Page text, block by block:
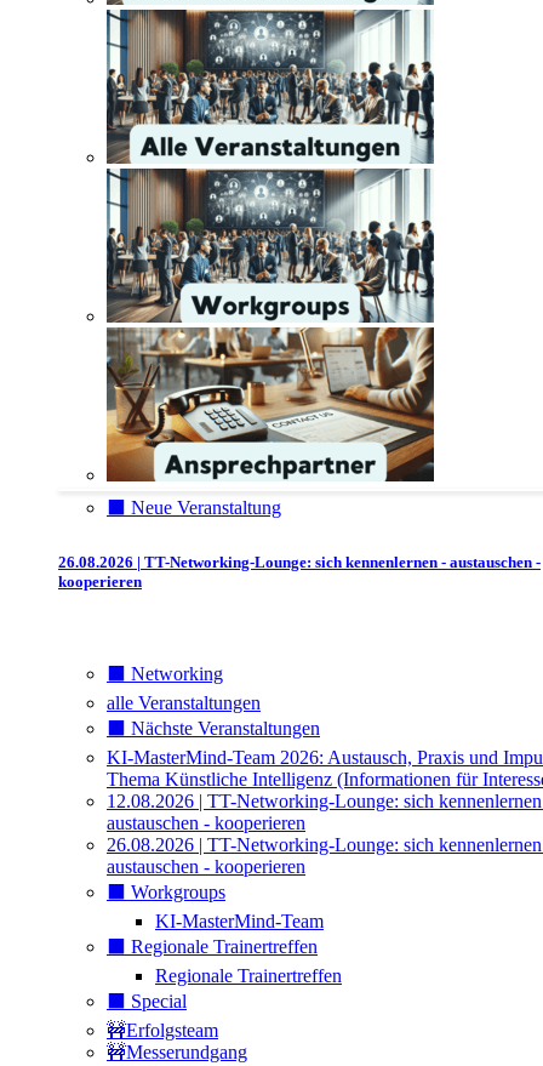
⬛️ Neue Veranstaltung
26.08.2026 | TT-Networking-Lounge: sich kennenlernen - austauschen -
kooperieren
⬛️ Networking
alle Veranstaltungen
⬛️ Nächste Veranstaltungen
KI-MasterMind-Team 2026: Austausch, Praxis und
Thema Künstliche Intelligenz (Informationen für
12.08.2026 | TT-Networking-Lounge: sich
austauschen - kooperieren
26.08.2026 | TT-Networking-Lounge: sich
austauschen - kooperieren
⬛️ Workgroups
KI-MasterMind-Team
⬛️ Regionale Trainertreffen
Regionale Trainertreffen
⬛️ Special
🚧Erfolgsteam
🚧Messerundgang